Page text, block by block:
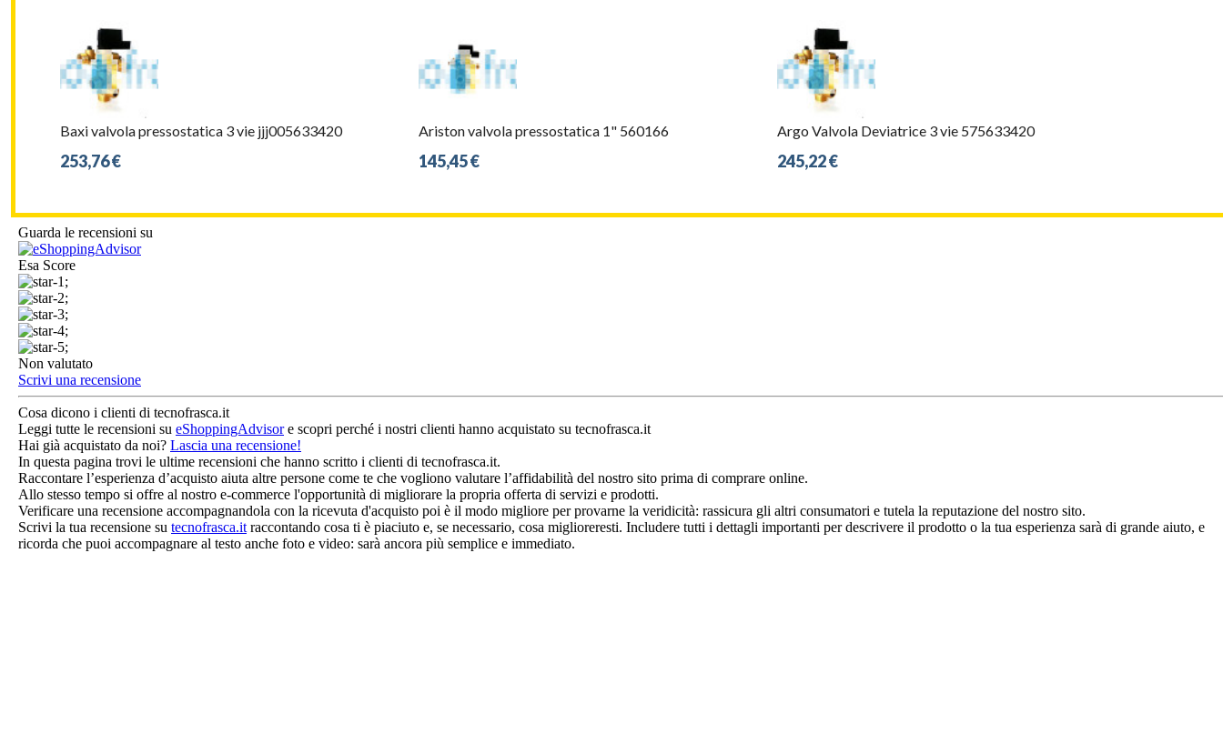
Baxi valvola pressostatica 3 vie jjj005633420
253,76 €
Ariston valvola pressostatica 1" 560166
145,45 €
Argo Valvola Deviatrice 3 vie 575633420
245,22 €